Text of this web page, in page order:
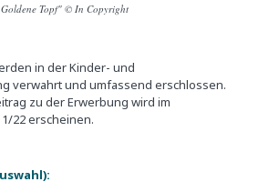
Goldene Topf" © In Copyright
in der Kinder- und
verwahrt und umfassend erschlossen.
zu der Erwerbung wird im
22 erscheinen.